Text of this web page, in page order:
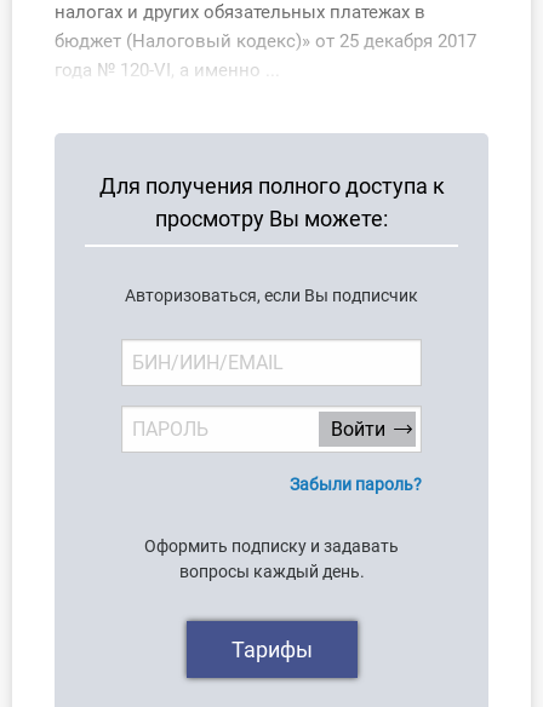
Учет по отраслям
Юридический помощник
Интернет-магазин
О Системе
Обучение
Тарифы
Тестирование для
бухгалтера
налогах и других обязательных платежах в
бюджет (Налоговый кодекс)» от 25 декабря 2017
года № 120-VI, а именно ...
Для получения полного доступа к
просмотру Вы можете:
Авторизоваться, если Вы подписчик
Забыли пароль?
Оформить подписку и задавать
вопросы каждый день.
Тарифы